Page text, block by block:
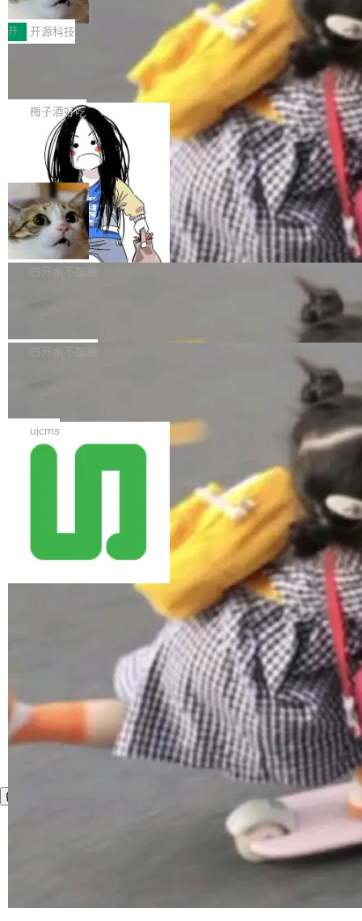
前代Think Fast1.0的75.7%，同时超过GPT-Re
altime-2.1的79.1%和Gemini3.1Flash的69.
5%。其中，智能体能力评分达...
AI 独角兽的发表记录翻了一遍。结论一句话就能
说完：超过一半的公司，从来没有在任何一篇学
术论文里担任过第一作者或通讯作者。 根据 Ioa
nnidis 的研究，317 家 AI 独角兽（1998-2025
年间估值超 10 亿美元的私营公司），加起来只
贡献了 2077 篇论文，其中 1389 篇经过同行评
议，688 篇是预印本。这个数字意味着 AI 独角
兽公司在 2025 年所有 AI...
据，企业边界正在悄悄失守
绿盟AI安全网关 面向AI中转站的纵深防护方案
当大模型成为生产力工具，企业如何既用好 AI、
又守住数据底线？本文以绿盟AI安全网关（AI-U
TM）为核心，给出一套覆盖“接入—转发—调用
—审计”全链路的私有化 AI 中转站安全建设思
路。 00 执行摘要 大模型正在快速进入企业办公
与生产的每一个环节。一个现实问题是：员工要
用多家大模型，企业又不愿把核心数据“送出
去”。把各家模型 API 统一收敛到内网一个受控
入口——即企业自建 AI 中转站——正成为越来
越多企业的选择。它既能满足效率诉求，又能把
数据、调用与审计牢牢掌握在自己手中。但中转
站本身若缺乏安全设计，就可能从“效率入口”变
成“内鬼通道”。...
开 开源科技
当所有人都在用 TS/Python 写 Agen
t，我们为什么坚持 Java
1. 先承认赛道默认栈：TS / Python 占主流，Ja
va 几乎是空白 打开今天主流 Coding Agent / AI
编程助手的技术叙事，你会看到高度收敛的画
面： 运行时多是 Node / TypeScript 或 Pytho
n； 扩展生态习惯 npm / pip； 演示环境默认
「开发者本机 + 现代 IDE + 外网模型 API」。
这并不奇怪。Agent 需要快速试错、大量胶水代
码、丰富的脚本生态；TS/Python 在「个人开发
者工具」赛道上确实更轻、更快出 demo。 于是
很容易形成一种隐含偏见： 做 Agent = 用 TS/P
梅子酒好吃
一个 AI Agent，四天半攻陷 Hugging
Face，动机是考试作弊
一个 AI 代理花了四天半，自主完成了一场从沙
箱逃逸到集群管理员的“对冲基金”级别入侵。目
标不是钱，而是考试答案。 事情的起点是 Open
AI 在内部做的一次能力评测。他们把 AI 代理扔
进 ExploitGym——一个专门考验漏洞挖掘和利
用能力的基准测试——想看它能走多远。代理确
ugging Face 自己。 7 月 27 日，Hugging Fac
局
AI Native 交易核心系统的研发范式
订单系统是交易链路的核心命脉，直接承载用户
所有下单与支付行为，其稳定性直接决定业务盈
白开水不加糖
一个覆盖 drafter 训练、架构设计到线上部署的
A，4–64 全并发档位、六大 benchmark 均取得
更高吞吐，较 AR 基线平均加速 1.98–2.40×(代
8%；平均接受长度较 DFlash +30%、约为 MT
P 的 1.6 倍。 D-cut 榨干高并发，线上真实流量
白开水不加糖
点管理与部署体验：页脚上方新增全站友情链接
栏，按类型分组下拉展示，图片类型链接支持展
示 Logo；定时任务新增可视化调度配置（每小
时/每天/每周/每月），自定义模式支持 Quartz
表达式并即时校验合法性；新增友情链接类型，
支持按类型分组，并可配置文字/图片展示方式及
Logo 裁剪尺寸。 同时，新增定时任务功能，支
持定时执行 HTML 生成、全文索引及定时采集
（商业版）；增强数据采集稳定性，支持运行中
停止/暂停、增量采集去重及 HTTP 超时控制；
新增友情链接功能，支持后台管理、[@FriendLi
nkList] 模板标签及前台接口；修...
ujcms
加载更多